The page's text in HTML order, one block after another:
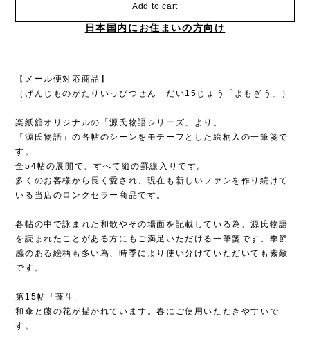
Add to cart
日本国内にお住まいの方向け
【メール便対応商品】
（げんじものがたりいっぴつせん だい15じょう「よもぎう」）
楽紙舘オリジナルの「源氏物語シリーズ」より。
「源氏物語」の各帖のシーンをモチーフとした絵柄入の一筆箋で
す。
全54帖の展開で、すべて縦の罫線入りです。
多くのお客様から長く愛され、現在も新しいファンを作り続けて
いる当店のロングセラー商品です。
各帖の中で詠まれた和歌やその場面を記載している為、源氏物語
を読まれたことがある方にもご満足いただける一筆箋です。季節
感のある絵柄も多い為、時季により使い分けていただいても素敵
です。
第15帖「蓬生」
和傘と藤の花が描かれています。春にご使用いただきやすいで
す。